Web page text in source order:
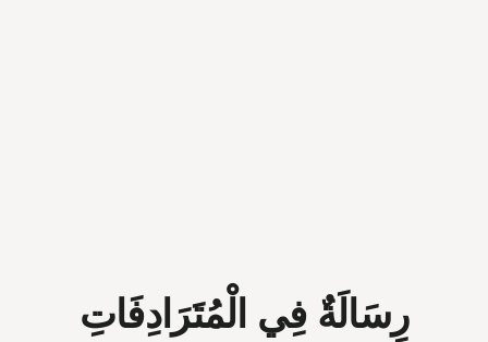
رِسَالَةٌ فِي الْمُتَرَادِفَاتِ